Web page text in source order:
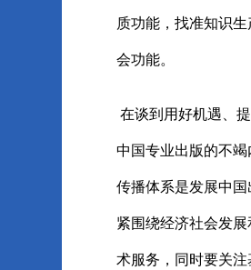
质功能，找准知识
会功能。
在谈到用好机遇、
中国专业出版的不
传播体系是发展中
紧围绕经济社会发
术服务，同时要关注